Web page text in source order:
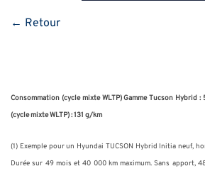
← Retour
Consommation (cycle mixte WLTP) Gamme Tucson Hybrid :
(cycle mixte WLTP) : 131 g/km
(1) Exemple pour un Hyundai TUCSON Hybrid Initia neuf,
Durée sur 49 mois et 40 000 km maximum. Sans apport,